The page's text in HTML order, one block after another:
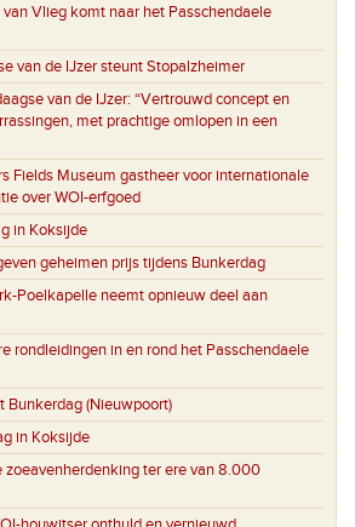
Vlieg komt naar het Passchendaele
van de IJzer steunt Stopalzheimer
van de IJzer: “Vertrouwd concept en
met prachtige omlopen in een
Fields Museum gastheer voor internationale
over WOI-erfgoed
in Koksijde
geheimen prijs tijdens Bunkerdag
Poelkapelle neemt opnieuw deel aan
rondleidingen in en rond het Passchendaele
Bunkerdag (Nieuwpoort)
in Koksijde
zoeavenherdenking ter ere van 8.000